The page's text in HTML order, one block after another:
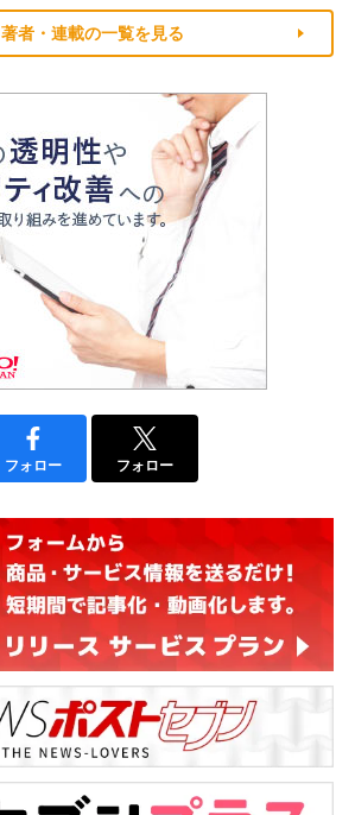
著者・連載の一覧を見る
フォロー フォロー